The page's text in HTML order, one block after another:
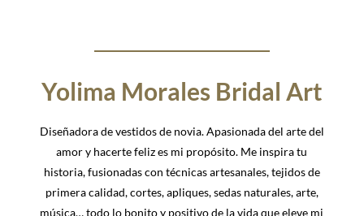
Yolima Morales Bridal Art
Diseñadora de vestidos de novia. Apasionada del arte del
amor y hacerte feliz es mi propósito. Me inspira tu
historia, fusionadas con técnicas artesanales, tejidos de
primera calidad, cortes, apliques, sedas naturales, arte,
música… todo lo bonito y positivo de la vida que eleve mi